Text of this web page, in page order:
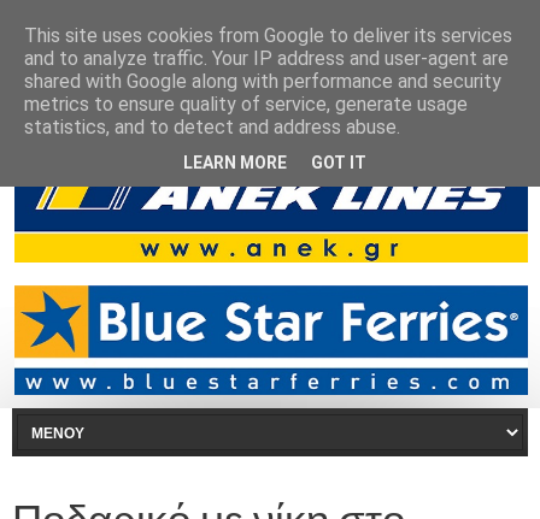
This site uses cookies from Google to deliver its services
and to analyze traffic. Your IP address and user-agent are
shared with Google along with performance and security
metrics to ensure quality of service, generate usage
statistics, and to detect and address abuse.
LEARN MORE GOT IT